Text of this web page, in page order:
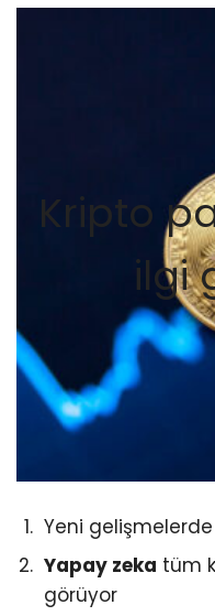
Kripto
ilgi
Yeni gelişmelerde
Yapay zeka tüm
görüyor